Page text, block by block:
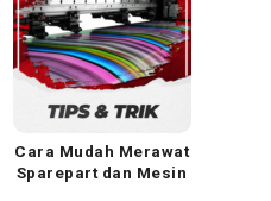
Cara Mudah Merawat
Sparepart dan Mesin